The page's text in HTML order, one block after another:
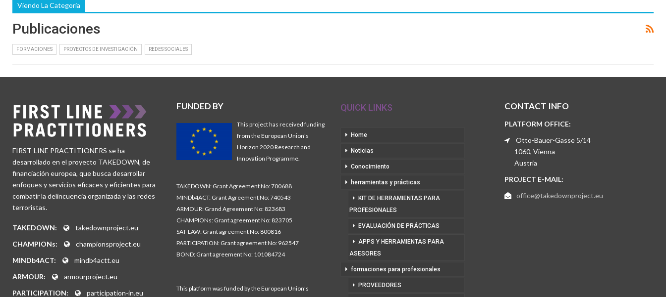
Viendo La Categoría
Publicaciones
FORMACIONES PROYECTOS DE INVESTIGACIÓN REDES SOCIALES
FIRST-LINE PRACTITIONERS se ha
desarrollado en el proyecto TAKEDOWN, de
financiación europea, que busca desarrollar
enfoques y servicios eficaces y eficientes para
combatir la delincuencia organizada y las redes
terroristas.
TAKEDOWN:
takedownproject.eu
CHAMPIONs:
championsproject.eu
MINDb4ACT:
mindb4actt.eu
ARMOUR:
armourproject.eu
PARTICIPATION:
participation-in.eu
FUNDED BY
This project has received funding
from the European Union’s
Horizon 2020 Research and
Innovation Programme.
TAKEDOWN: Grant Agreement No: 700688
MINDb4ACT: Grant Agreement No: 740543
ARMOUR: Grand Agreement No: 823683
CHAMPIONs: Grant agreement No: 823705
SAT-LAW: Grant agreement No: 800816
PARTICIPATION: Grant agreement No: 962547
BOND: Grant agreement No: 101084724
This platform was funded by the European Union’s
QUICK LINKS
Home
Noticias
Conocimiento
herramientas y prácticas
KIT DE HERRAMIENTAS PARA
PROFESIONALES
EVALUACIÓN DE PRÁCTICAS
APPS Y HERRAMIENTAS PARA
ASESORES
formaciones para profesionales
PROVEEDORES
CONTACT INFO
PLATFORM OFFICE:
Otto-Bauer-Gasse 5/14
1060, Vienna
Austria
PROJECT E-MAIL:
office@takedownproject.eu